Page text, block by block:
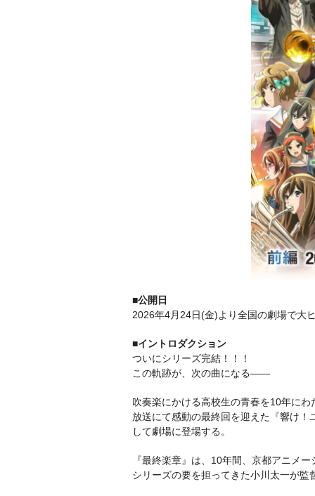
■公開日
2026年4月24日(金)より全国の劇場で大
■イントロダクション
ついにシリーズ完結！！！
この軌跡が、次の曲になる――
吹奏楽にかける高校生の青春を10年に
放送にて感動の最終回を迎えた『響け！
して劇場に登場する。
『最終楽章』は、10年間、京都アニメ
シリーズの要を担ってきた小川太一が監